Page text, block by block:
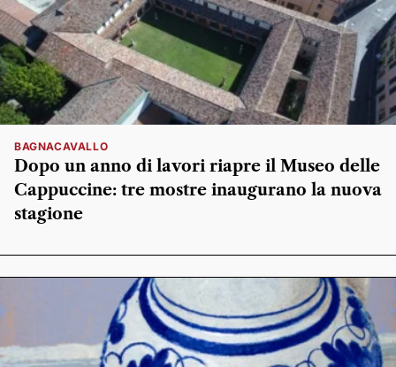
BAGNACAVALLO
Dopo un anno di lavori riapre il Museo delle
Cappuccine: tre mostre inaugurano la nuova
stagione